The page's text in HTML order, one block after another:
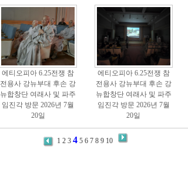
에티오피아 6.25전쟁 참
전용사 강뉴부대 후손 강
뉴합창단 여래사 및 파주
임진각 방문 2026년 7월
20일
에티오피아 6.25전쟁 참
전용사 강뉴부대 후손 강
뉴합창단 여래사 및 파주
임진각 방문 2026년 7월
20일
1 2 3 4 5 6 7 8 9 10